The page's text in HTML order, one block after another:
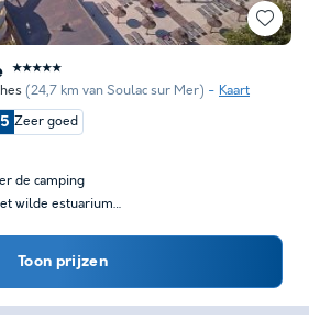
★★★★★
(24,7 km van Soulac sur Mer) Kaart
Zeer goed
de camping
wilde estuarium…
Toon prijzen